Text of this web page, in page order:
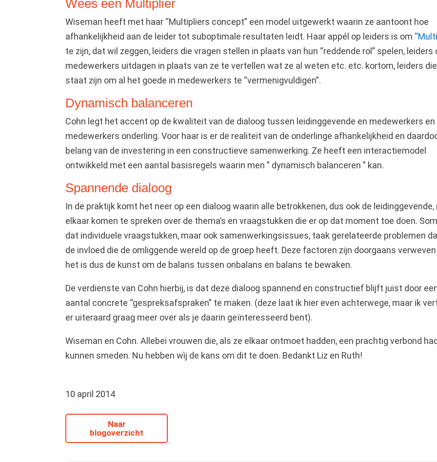
Wees een Multiplier
Wiseman heeft met haar “Multipliers concept” een model uitgewerkt waarin ze aantoont hoe
afhankelijkheid aan de leider tot suboptimale resultaten leidt. Haar appél op leiders is om
te zijn, dat wil zeggen, leiders die vragen stellen in plaats van hun “reddende rol” spelen, leiders
medewerkers uitdagen in plaats van ze te vertellen wat ze al weten etc. etc. kortom, leiders
staat zijn om al het goede in medewerkers te “vermenigvuldigen”.
Dynamisch balanceren
Cohn legt het accent op de kwaliteit van de dialoog tussen leidinggevende en medewerkers en
medewerkers onderling. Voor haar is er de realiteit van de onderlinge afhankelijkheid en
belang van de investering in een constructieve samenwerking. Ze heeft een interactiemodel
ontwikkeld met een aantal basisregels waarin men ” dynamisch balanceren ” kan.
Spannende dialoog
In de praktijk komt het neer op een dialoog waarin alle betrokkenen, dus ook de leidinggevende,
elkaar komen te spreken over de thema’s en vraagstukken die er op dat moment toe doen.
dat individuele vraagstukken, maar ook samenwerkingsissues, taak gerelateerde problemen
de invloed die de omliggende wereld op de groep heeft. Deze factoren zijn doorgaans
het is dus de kunst om de balans tussen onbalans en balans te bewaken.
De verdienste van Cohn hierbij, is dat deze dialoog spannend en constructief blijft juist door
aantal concrete “gespreksafspraken” te maken. (deze laat ik hier even achterwege, maar ik
er uiteraard graag meer over als je daarin geïnteresseerd bent).
Wiseman en Cohn. Allebei vrouwen die, als ze elkaar ontmoet hadden, een prachtig verbond
kunnen smeden. Nu hebben wìj de kans om dit te doen. Bedankt Liz en Ruth!
10 april 2014
Naar
blogoverzicht